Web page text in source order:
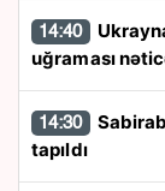
14:40
uğraması
14:30
tapıldı